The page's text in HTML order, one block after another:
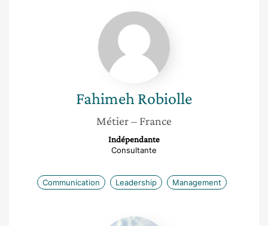
Fahimeh
Robiolle
Fahimeh Robiolle
Métier– France
Indépendante
Consultante
Communication Leadership Management
Amélie